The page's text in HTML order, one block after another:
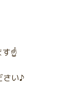
す☝️
さい♪